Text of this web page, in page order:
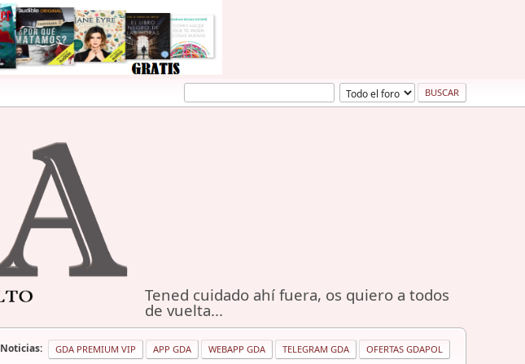
Tened cuidado ahí fuera, os quiero a todos
de vuelta...
Noticias: GDA PREMIUM VIP APP GDA WEBAPP GDA TELEGRAM GDA OFERTAS GDAPOL